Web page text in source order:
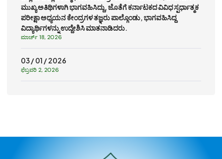
ಮುಖ್ಯ ಅತಿಥಿಗಳಾಗಿ ಭಾಗವಹಿಸಿದ್ದು, ಜೊತೆಗೆ ಕರ್ನಾಟಕದ ವಿವಿಧ ಸ್ಪರ್ಧಾತ್ಮಕ
ಪರೀಕ್ಷಾ ಅಧ್ಯಯನ ಕೇಂದ್ರಗಳ ತಜ್ಞರು ಪಾಲ್ಗೊಂಡು, ಭಾಗವಹಿಸಿದ್ದ
ವಿದ್ಯಾರ್ಥಿಗಳನ್ನು ಉದ್ದೇಶಿಸಿ ಮಾತನಾಡಿದರು.
ಮಾರ್ಚ್ 18, 2026
03 / 01 / 2026
ಫೆಬ್ರವರಿ 2, 2026